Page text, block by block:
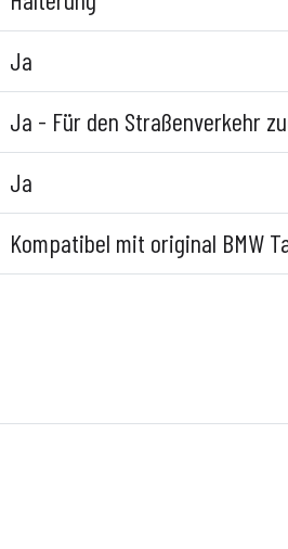
Ja
Ja - Für den Straßenverkehr
Ja
Kompatibel mit original BMW